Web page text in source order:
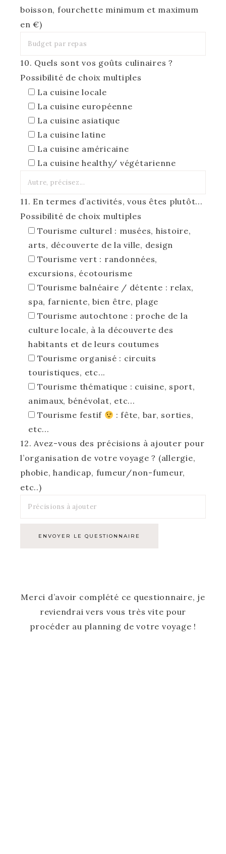
boisson, fourchette minimum et maximum
en €)
10. Quels sont vos goûts culinaires ?
Possibilité de choix multiples
La cuisine locale
La cuisine européenne
La cuisine asiatique
La cuisine latine
La cuisine américaine
La cuisine healthy/ végétarienne
11. En termes d’activités, vous êtes plutôt...
Possibilité de choix multiples
Tourisme culturel : musées, histoire,
arts, découverte de la ville, design
Tourisme vert : randonnées,
excursions, écotourisme
Tourisme balnéaire / détente : relax,
spa, farniente, bien être, plage
Tourisme autochtone : proche de la
culture locale, à la découverte des
habitants et de leurs coutumes
Tourisme organisé : circuits
touristiques, etc...
Tourisme thématique : cuisine, sport,
animaux, bénévolat, etc...
Tourisme festif
: fête, bar, sorties,
etc...
12. Avez-vous des précisions à ajouter pour
l’organisation de votre voyage ? (allergie,
phobie, handicap, fumeur/non-fumeur,
etc..)
Merci d’avoir complété ce questionnaire, je
reviendrai vers vous très vite pour
procéder au planning de votre voyage !